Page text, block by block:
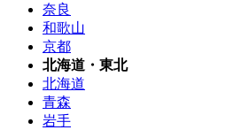
奈良
和歌山
京都
北海道・東北
北海道
青森
岩手